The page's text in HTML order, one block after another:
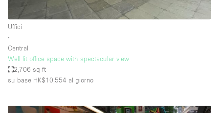
Uffici
∙
Central
Well lit office space with spectacular view
2,706 sq ft
su base HK$10,554 al giorno